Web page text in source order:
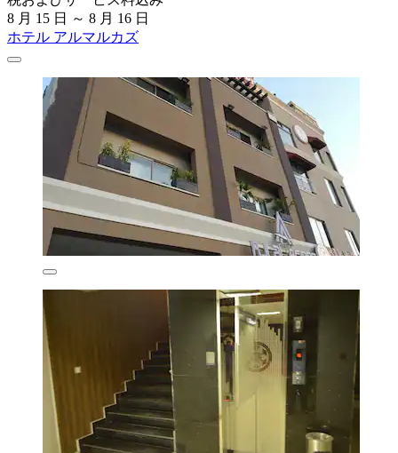
8 月 15 日 ～ 8 月 16 日
ホテル アルマルカズ